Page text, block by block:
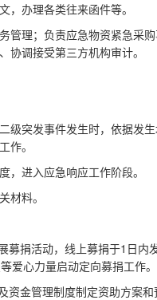
办理各类往来函件等。
管理；负责应急物资紧急采
调接受第三方机构审计。
级突发事件发生时，依据发
作。
进入应急响应工作阶段。
材料。
募捐活动，线上募捐于1日内
爱心力量启动定向募捐工作。
资金管理制度制定资助方案